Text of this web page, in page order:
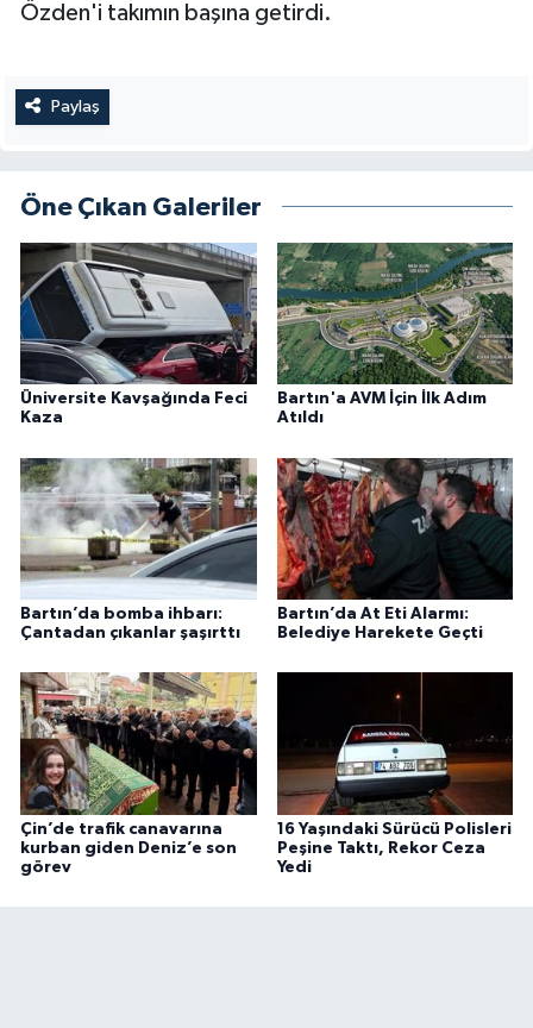
Özden'i takımın başına getirdi.
Paylaş
Öne Çıkan Galeriler
Üniversite Kavşağında Feci
Kaza
Bartın'a AVM İçin İlk Adım
Atıldı
Bartın’da bomba ihbarı:
Çantadan çıkanlar şaşırttı
Bartın’da At Eti Alarmı:
Belediye Harekete Geçti
Çin’de trafik canavarına
kurban giden Deniz’e son
görev
16 Yaşındaki Sürücü Polisleri
Peşine Taktı, Rekor Ceza
Yedi